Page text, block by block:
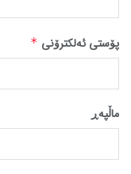
پۆستی ئەلکترۆنی *
ماڵپه‌ڕ